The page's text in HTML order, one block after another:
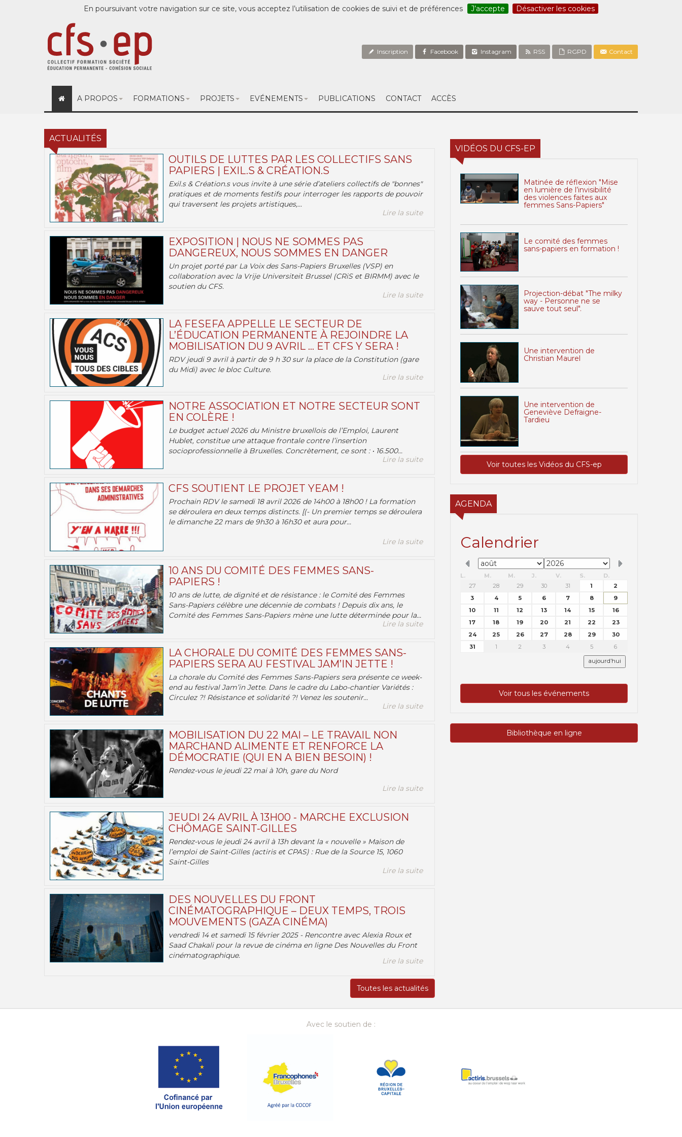
En poursuivant votre navigation sur ce site, vous acceptez l’utilisation de cookies de suivi et de préférences J’accepte Désactiver les cookies
Inscription Facebook Instagram RSS RGPD Contact
A PROPOS FORMATIONS PROJETS EVÉNEMENTS PUBLICATIONS CONTACT ACCÈS
ACTUALITÉS
OUTILS DE LUTTES PAR LES COLLECTIFS SANS
PAPIERS | EXIL.S & CRÉATION.S
Exil.s & Création.s vous invite à une série d’ateliers collectifs de "bonnes"
pratiques et de moments festifs pour interroger les rapports de pouvoir
qui traversent les projets artistiques,...
Lire la suite
EXPOSITION | NOUS NE SOMMES PAS
DANGEREUX, NOUS SOMMES EN DANGER
Un projet porté par La Voix des Sans-Papiers Bruxelles (VSP) en
collaboration avec la Vrije Universiteit Brussel (CRiS et BIRMM) avec le
soutien du CFS.
Lire la suite
LA FESEFA APPELLE LE SECTEUR DE
L’ÉDUCATION PERMANENTE À REJOINDRE LA
MOBILISATION DU 9 AVRIL … ET CFS Y SERA !
RDV jeudi 9 avril à partir de 9 h 30 sur la place de la Constitution (gare
du Midi) avec le bloc Culture.
Lire la suite
NOTRE ASSOCIATION ET NOTRE SECTEUR SONT
EN COLÈRE !
Le budget actuel 2026 du Ministre bruxellois de l’Emploi, Laurent
Hublet, constitue une attaque frontale contre l’insertion
socioprofessionnelle à Bruxelles. Concrètement, ce sont : • 16.500...
Lire la suite
CFS SOUTIENT LE PROJET YEAM !
Prochain RDV le samedi 18 avril 2026 de 14h00 à 18h00 ! La formation
se déroulera en deux temps distincts. [(- Un premier temps se déroulera
le dimanche 22 mars de 9h30 à 16h30 et aura pour...
Lire la suite
10 ANS DU COMITÉ DES FEMMES SANS-
PAPIERS !
10 ans de lutte, de dignité et de résistance : le Comité des Femmes
Sans-Papiers célèbre une décennie de combats ! Depuis dix ans, le
Comité des Femmes Sans-Papiers mène une lutte déterminée pour la...
Lire la suite
LA CHORALE DU COMITÉ DES FEMMES SANS-
PAPIERS SERA AU FESTIVAL JAM’IN JETTE !
La chorale du Comité des Femmes Sans-Papiers sera présente ce week-
end au festival Jam’in Jette. Dans le cadre du Labo-chantier Variétés :
Circulez ?! Résistance et solidarité ?! Venez les soutenir...
Lire la suite
MOBILISATION DU 22 MAI – LE TRAVAIL NON
MARCHAND ALIMENTE ET RENFORCE LA
DÉMOCRATIE (QUI EN A BIEN BESOIN) !
Rendez-vous le jeudi 22 mai à 10h, gare du Nord
Lire la suite
JEUDI 24 AVRIL À 13H00 - MARCHE EXCLUSION
CHÔMAGE SAINT-GILLES
Rendez-vous le jeudi 24 avril à 13h devant la « nouvelle » Maison de
l’emploi de Saint-Gilles (actiris et CPAS) : Rue de la Source 15, 1060
Saint-Gilles
Lire la suite
DES NOUVELLES DU FRONT
CINÉMATOGRAPHIQUE – DEUX TEMPS, TROIS
MOUVEMENTS (GAZA CINÉMA)
vendredi 14 et samedi 15 février 2025 - Rencontre avec Alexia Roux et
Saad Chakali pour la revue de cinéma en ligne Des Nouvelles du Front
cinématographique.
Lire la suite
Toutes les actualités
VIDÉOS DU CFS-EP
Matinée de réflexion "Mise
en lumière de l’invisibilité
des violences faites aux
femmes Sans-Papiers"
Le comité des femmes
sans-papiers en formation !
Projection-débat "The milky
way - Personne ne se
sauve tout seul".
Une intervention de
Christian Maurel
Une intervention de
Geneviève Defraigne-
Tardieu
Voir toutes les Vidéos du CFS-ep
AGENDA
Calendrier
L. M. M. J. V. S.
D.
27
28 29 30 31 1
2
3
4 5 6 7 8
9
10
11 12 13 14 15
16
17
18 19 20 21 22
23
24
25 26 27 28 29
30
31
1 2 3 4 5 6
aujourd’hui
Voir tous les événements
Bibliothèque en ligne
Avec le soutien de :